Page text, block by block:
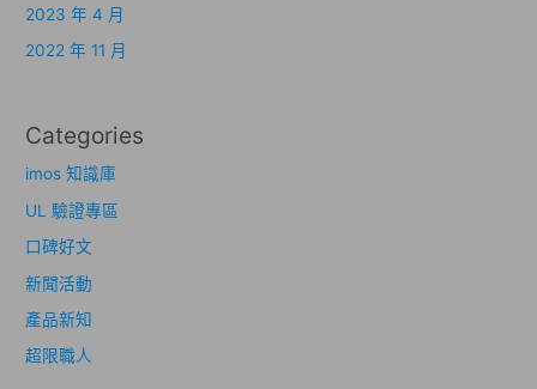
2023 年 4 月
2022 年 11 月
Categories
imos 知識庫
UL 驗證專區
口碑好文
新聞活動
產品新知
超限職人